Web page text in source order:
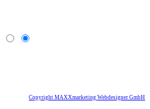
Copyright MAXXmarketing Webdesigner GmbH